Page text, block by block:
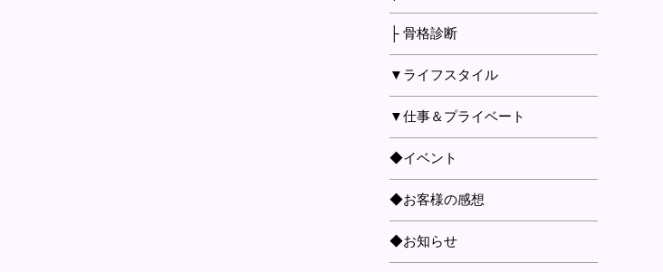
├ 骨格診断
▼ライフスタイル
▼仕事＆プライベート
◆イベント
◆お客様の感想
◆お知らせ